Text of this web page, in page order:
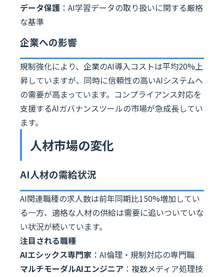
データ保護 ：AI学習データの取り扱いに関する厳格
な基準
企業への影響
規制強化により、企業のAI導入コストは平均20%上
昇していますが、同時に信頼性の高いAIシステムへ
の需要が高まっています。コンプライアンス対応を
支援するAIガバナンスツールの市場が急成長してい
ます。
人材市場の変化
AI人材の需給状況
AI関連職種の求人数は前年同期比150%増加してい
る一方、適格な人材の供給は需要に追いついていな
い状況が続いています。
注目される職種
AIエシックス専門家 ：AI倫理・規制対応の専門職
マルチモーダルAIエンジニア ：複数メディア処理技